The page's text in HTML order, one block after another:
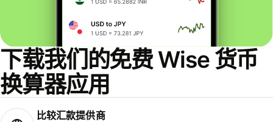
下载我们的免费 Wise 货币
换算器应用
比较汇款提供商